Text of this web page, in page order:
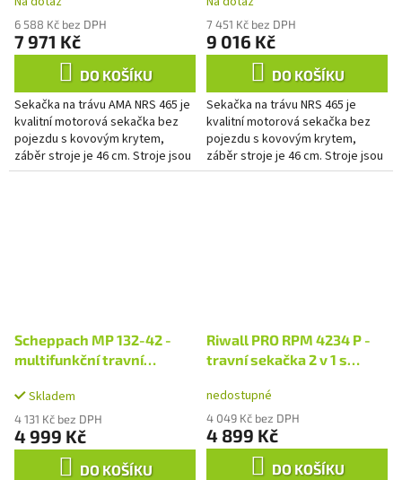
6 588 Kč bez DPH
7 971 Kč
DO KOŠÍKU
Sekačka na trávu AMA NRS 465 je
kvalitní motorová sekačka bez
pojezdu s kovovým krytem,
záběr stroje je 46 cm. Stroje jsou
osazeny spolehlivým motorem
7 451 Kč bez DPH
9 016 Kč
DO KOŠÍKU
Sekačka na trávu NRS 465 je
kvalitní motorová sekačka bez
pojezdu s kovovým krytem,
záběr stroje je 46 cm. Stroje jsou
osazeny spolehlivým motorem
Scheppach MP 132-42 -
multifunkční travní
Skladem
4 131 Kč bez DPH
4 999 Kč
DO KOŠÍKU
Riwall PRO RPM 4234 P -
travní sekačka 2 v 1 s
pojezdu
nedostupné
4 049 Kč bez DPH
4 899 Kč
DO KOŠÍKU